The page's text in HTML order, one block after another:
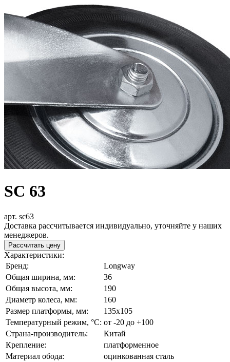
SC 63
арт. sc63
Доставка рассчитывается индивидуально, уточняйте у наших
менеджеров.
Рассчитать цену
Характеристики:
Бренд:
Longway
Общая ширина, мм:
36
Общая высота, мм:
190
Диаметр колеса, мм:
160
Размер платформы, мм:
135x105
Температурный режим, °С: от -20 до +100
Страна-производитель:
Китай
Крепление:
платформенное
Материал обода:
оцинкованная сталь